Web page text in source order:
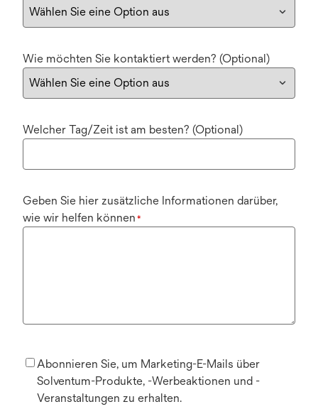
Wie möchten Sie kontaktiert werden? (Optional)
Welcher Tag/Zeit ist am besten? (Optional)
Geben Sie hier zusätzliche Informationen darüber,
wie wir helfen können *
Abonnieren Sie, um Marketing-E-Mails über
Solventum-Produkte, -Werbeaktionen und -
Veranstaltungen zu erhalten.